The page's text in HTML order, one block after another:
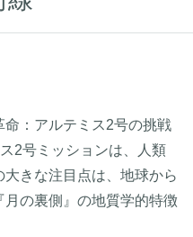
命：アルテミス2号の挑戦
2号ミッションは、人類
きな注目点は、地球から
の裏側』の地質学的特徴